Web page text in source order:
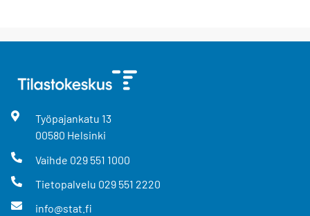
Työpajankatu 13
00580 Helsinki
Vaihde 029 551 1000
Tietopalvelu 029 551 2220
info@stat.fi